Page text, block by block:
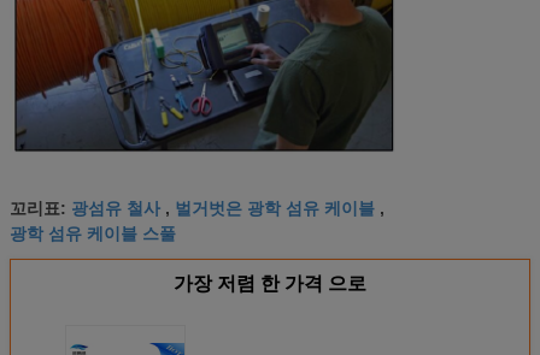
꼬리표: 광섬유 철사 , 벌거벗은 광학 섬유 케이블 ,
광학 섬유 케이블 스풀
가장 저렴 한 가격 으로